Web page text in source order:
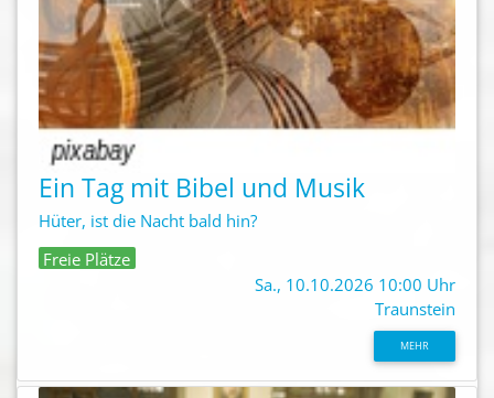
Ein Tag mit Bibel und Musik
Hüter, ist die Nacht bald hin?
Freie Plätze
Sa., 10.10.2026 10:00 Uhr
Traunstein
MEHR